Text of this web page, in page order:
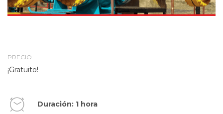
PRECIO
¡Gratuito!
Duración: 1 hora